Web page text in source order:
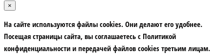
×
На сайте используются файлы cookies. Они делают его удобнее.
Посещая страницы сайта, вы соглашаетесь с Политикой
конфиденциальности и передачей файлов cookies третьим лицам.